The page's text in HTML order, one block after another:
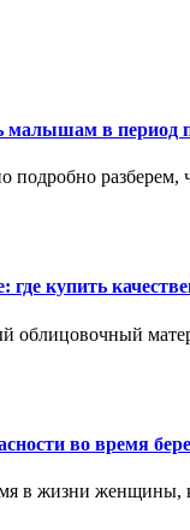
малышам в период
подробно разберем,
где купить
облицовочный
во время
в жизни женщины,